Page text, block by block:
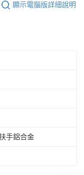
顯示電腦版詳細說明
手鋁合金